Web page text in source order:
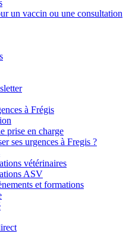
un vaccin ou une consultation
à Frégis
prise en charge
ses urgences à Fregis ?
vétérinaires
ASV
et formations